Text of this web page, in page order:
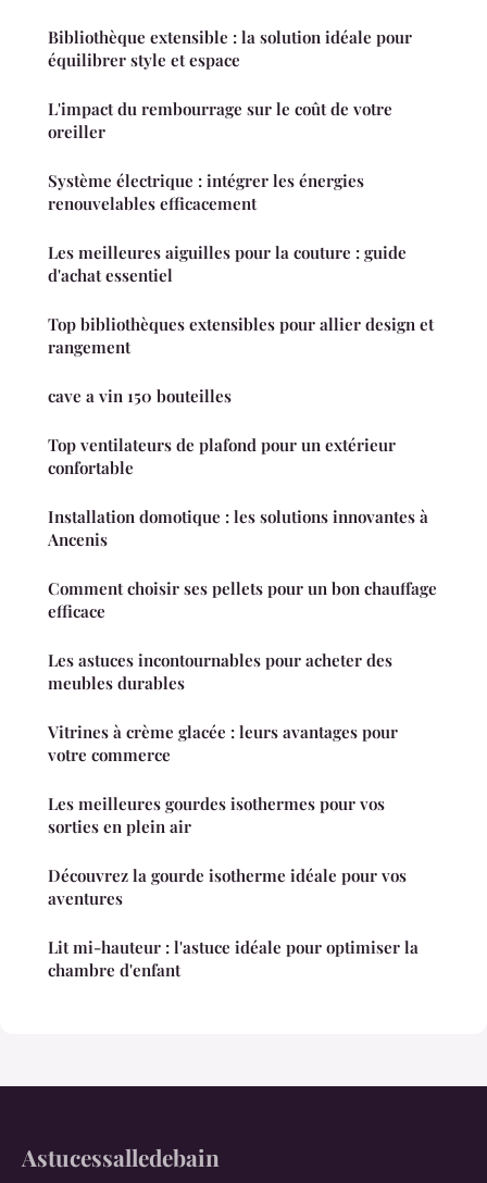
Bibliothèque extensible : la solution idéale pour
équilibrer style et espace
L'impact du rembourrage sur le coût de votre
oreiller
Système électrique : intégrer les énergies
renouvelables efficacement
Les meilleures aiguilles pour la couture : guide
d'achat essentiel
Top bibliothèques extensibles pour allier design et
rangement
cave a vin 150 bouteilles
Top ventilateurs de plafond pour un extérieur
confortable
Installation domotique : les solutions innovantes à
Ancenis
Comment choisir ses pellets pour un bon chauffage
efficace
Les astuces incontournables pour acheter des
meubles durables
Vitrines à crème glacée : leurs avantages pour
votre commerce
Les meilleures gourdes isothermes pour vos
sorties en plein air
Découvrez la gourde isotherme idéale pour vos
aventures
Lit mi-hauteur : l'astuce idéale pour optimiser la
chambre d'enfant
Astucessalledebain